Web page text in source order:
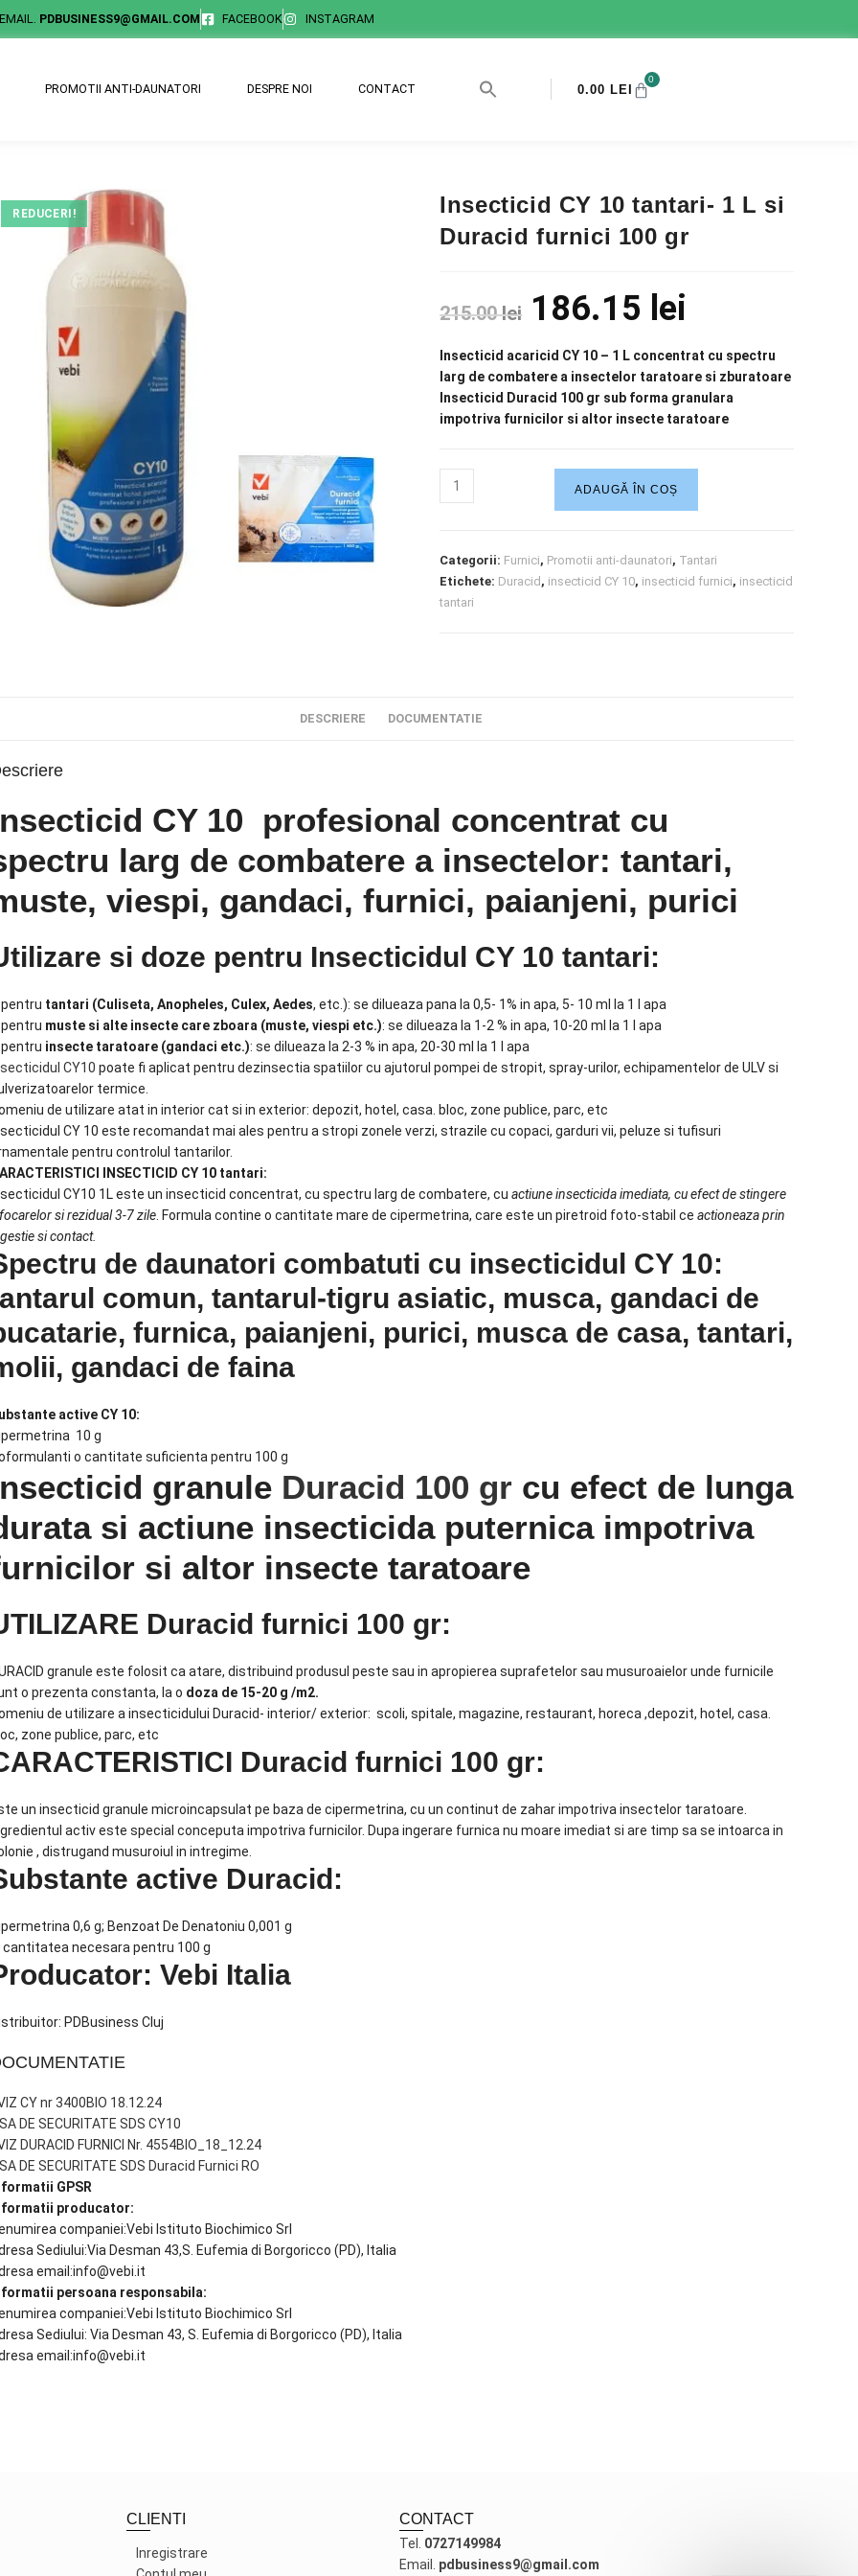
EMAIL. PDBUSINESS9@GMAIL.COM FACEBOOK INSTAGRAM
PROMOTII ANTI-DAUNATORI DESPRE NOI CONTACT 0.00 LEI
0
REDUCERI!
Insecticid CY 10 tantari- 1 L si
Duracid furnici 100 gr
215.00lei 186.15 lei
Insecticid acaricid CY 10 – 1 L concentrat cu spectru
larg de combatere a insectelor taratoare si zburatoare
Insecticid Duracid 100 gr sub forma granulara
impotriva furnicilor si altor insecte taratoare
ADAUGĂ ÎN COȘ
Categorii: Furnici, Promotii anti-daunatori, Tantari
Etichete: Duracid, insecticid CY 10, insecticid furnici, insecticid
tantari
DESCRIERE DOCUMENTATIE
CY 10 profesional concentrat cu
larg de combatere a insectelor: tantari,
viespi, gandaci, furnici, paianjeni, purici
si doze pentru Insecticidul CY 10 tantari:
tantari (Culiseta, Anopheles, Culex, Aedes, etc.): se dilueaza pana la 0,5- 1% in apa, 5- 10 ml la 1 l apa
muste si alte insecte care zboara (muste, viespi etc.): se dilueaza la 1-2 % in apa, 10-20 ml la 1 l apa
insecte taratoare (gandaci etc.): se dilueaza la 2-3 % in apa, 20-30 ml la 1 l apa
CY10 poate fi aplicat pentru dezinsectia spatiilor cu ajutorul pompei de stropit, spray-urilor, echipamentelor de ULV si
termice.
de utilizare atat in interior cat si in exterior: depozit, hotel, casa. bloc, zone publice, parc, etc
CY 10 este recomandat mai ales pentru a stropi zonele verzi, strazile cu copaci, garduri vii, peluze si tufisuri
pentru controlul tantarilor.
INSECTICID CY 10 tantari:
CY10 1L este un insecticid concentrat, cu spectru larg de combatere, cu actiune insecticida imediata, cu efect de stingere
si rezidual 3-7 zile. Formula contine o cantitate mare de cipermetrina, care este un piretroid foto-stabil ce actioneaza prin
si contact.
de daunatori combatuti cu insecticidul CY 10:
comun, tantarul-tigru asiatic, musca, gandaci de
furnica, paianjeni, purici, musca de casa, tantari,
gandaci de faina
active CY 10:
10 g
o cantitate suficienta pentru 100 g
granule Duracid 100 gr cu efect de lunga
si actiune insecticida puternica impotriva
si altor insecte taratoare
Duracid furnici 100 gr:
granule este folosit ca atare, distribuind produsul peste sau in apropierea suprafetelor sau musuroaielor unde furnicile
o prezenta constanta, la o doza de 15-20 g /m2.
de utilizare a insecticidului Duracid- interior/ exterior: scoli, spitale, magazine, restaurant, horeca ,depozit, hotel, casa.
zone publice, parc, etc
Duracid furnici 100 gr:
un insecticid granule microincapsulat pe baza de cipermetrina, cu un continut de zahar impotriva insectelor taratoare.
activ este special conceputa impotriva furnicilor. Dupa ingerare furnica nu moare imediat si are timp sa se intoarca in
, distrugand musuroiul in intregime.
active Duracid:
0,6 g; Benzoat De Denatoniu 0,001 g
cantitatea necesara pentru 100 g
Vebi Italia
PDBusiness Cluj
CY nr 3400BIO 18.12.24
DE SECURITATE SDS CY10
DURACID FURNICI Nr. 4554BIO_18_12.24
DE SECURITATE SDS Duracid Furnici RO
GPSR
producator:
companiei:Vebi Istituto Biochimico Srl
Sediului:Via Desman 43,S. Eufemia di Borgoricco (PD), Italia
email:info@vebi.it
persoana responsabila:
companiei:Vebi Istituto Biochimico Srl
Sediului: Via Desman 43, S. Eufemia di Borgoricco (PD), Italia
email:info@vebi.it
CLIENTI
Inregistrare
CONTACT
Tel. 0727149984
Email. pdbusiness9@gmail.com